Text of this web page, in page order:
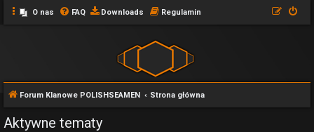
O nas FAQ Downloads Regulamin
Forum Klanowe POLISHSEAMEN Strona główna
Aktywne tematy